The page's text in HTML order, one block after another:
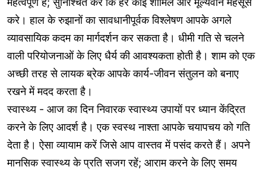
करे। हाल के रुझानों का सावधानीपूर्वक विश्लेषण आपके अगले
व्यावसायिक कदम का मार्गदर्शन कर सकता है। धीमी गति से चलने
वाली परियोजनाओं के लिए धैर्य की आवश्यकता होती है। शाम को एक
अच्छी तरह से लायक ब्रेक आपके कार्य-जीवन संतुलन को बनाए
रखने में मदद करता है।
स्वास्थ्य - आज का दिन निवारक स्वास्थ्य उपायों पर ध्यान केंद्रित
करने के लिए आदर्श है। एक स्वस्थ नाश्ता आपके चयापचय को गति
देता है। ऐसा व्यायाम करें जिसे आप वास्तव में पसंद करते हैं। अपने
मानसिक स्वास्थ्य के प्रति सजग रहें; आराम करने के लिए समय